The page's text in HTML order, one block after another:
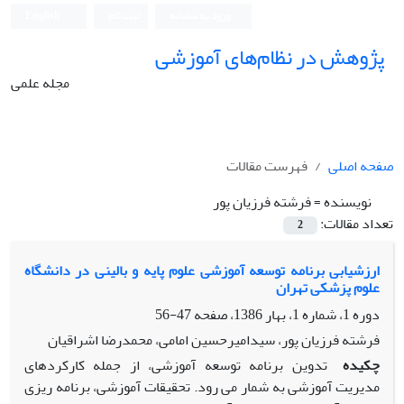
پژوهش در نظام‌های آموزشی
مجله علمی
صفحه اصلی
فهرست مقالات
نویسنده =فرشته فرزیان پور
تعداد مقالات:
2
ارزشیابی برنامه توسعه آموزشی علوم پایه و بالینی در دانشگاه
علوم پزشکی تهران
دوره 1، شماره 1، بهار 1386، صفحه
47-56
فرشته فرزیان پور، سیدامیرحسین امامی، محمدرضا اشراقیان
چکیده تدوین برنامه توسعه آموزشی، از جمله کارکردهای
مدیریت آموزشی به شمار می رود. تحقیقات آموزشی، برنامه ریزی